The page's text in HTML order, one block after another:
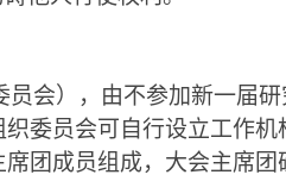
员会），由不参加新一届
委员会可自行设立工作机
团成员组成，大会主席团